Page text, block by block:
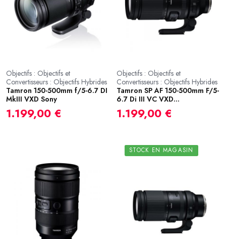
Objectifs : Objectifs et
Convertisseurs : Objectifs Hybrides
Tamron 150-500mm f/5-6.7 DI
MkIII VXD Sony
1.199,00 €
Objectifs : Objectifs et
Convertisseurs : Objectifs Hybrides
Tamron SP AF 150-500mm F/5-
6.7 Di III VC VXD...
1.199,00 €
STOCK EN MAGASIN